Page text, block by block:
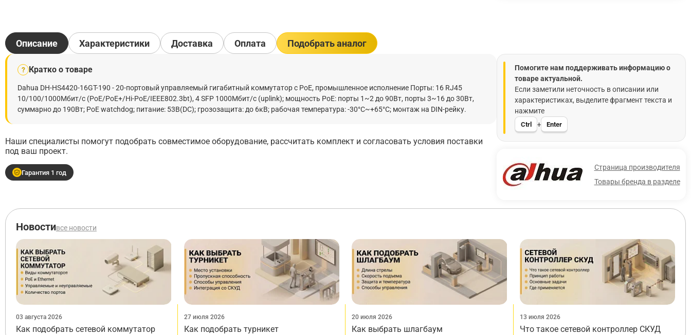
Описание
? Кратко о товаре
Dahua DH-HS4420-16GT-190 - 20-портовый управляемый гигабитный коммутатор с PoE, промышленное исполнение Порты: 16 RJ45
10/100/1000Мбит/с (PoE/PoE+/Hi-PoE/IEEE802.3bt), 4 SFP 1000Мбит/с (uplink); мощность PoE: порты 1~2 до 90Вт, порты 3~16 до 30Вт,
суммарно до 190Вт; PoE watchdog; питание: 53В(DC); грозозащита: до 6кВ; рабочая температура: -30°С~+65°С; монтаж на DIN-рейку.
Наши специалисты помогут подобрать совместимое оборудование, рассчитать комплект и согласовать условия поставки
под ваш проект.
Гарантия 1 год
Помогите нам поддерживать информацию о
товаре актуальной.
Если заметили неточность в описании или
характеристиках, выделите фрагмент текста и
нажмите
Ctrl + Enter
Страница производителя
Товары бренда в разделе
Характеристики Доставка Оплата Подобрать аналог
Новостивсе новости
03 августа 2026
Как подобрать сетевой коммутатор
27 июля 2026
Как подобрать турникет
20 июля 2026
Как выбрать шлагбаум
13 июля 2026
Что такое сетевой контроллер СКУД